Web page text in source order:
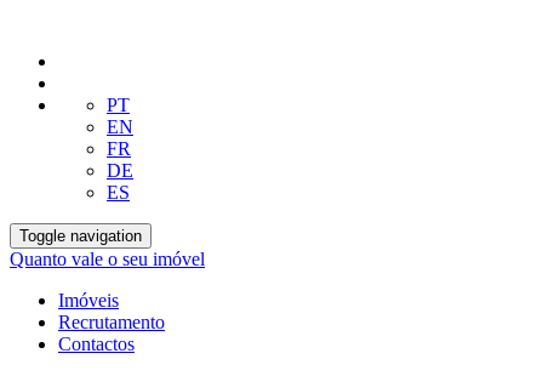
PT
EN
FR
DE
ES
Toggle navigation
Quanto vale o seu imóvel
Imóveis
Recrutamento
Contactos